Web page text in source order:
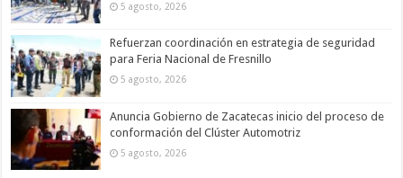
5 agosto, 2026
Refuerzan coordinación en estrategia de seguridad
para Feria Nacional de Fresnillo
5 agosto, 2026
Anuncia Gobierno de Zacatecas inicio del proceso de
conformación del Clúster Automotriz
5 agosto, 2026